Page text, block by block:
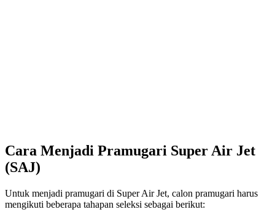
Cara Menjadi Pramugari Super Air Jet
(SAJ)
Untuk menjadi pramugari di Super Air Jet, calon pramugari harus
mengikuti beberapa tahapan seleksi sebagai berikut: